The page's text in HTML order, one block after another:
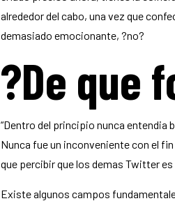
alrededor del cabo, una vez que
demasiado emocionante, ?no?
?De que
“Dentro del principio nunca
Nunca fue un inconveniente con el
que percibir que los demas Twitter
Existe algunos campos